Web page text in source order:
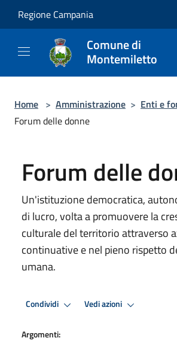
Regione Campania
Comune di
Montemiletto
Home > Amministrazione > Enti e
Forum delle donne
Forum delle
Un'istituzione democratica,
di lucro, volta a promuovere la
culturale del territorio attraverso
continuative e nel pieno rispetto
umana.
Condividi Vedi azioni
Argomenti: